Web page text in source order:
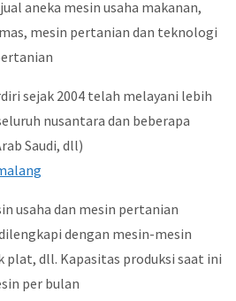
aneka mesin usaha makanan,
mesin pertanian dan teknologi
sejak 2004 telah melayani lebih
nusantara dan beberapa
Saudi, dll)
usaha dan mesin pertanian
dengan mesin-mesin
dll. Kapasitas produksi saat ini
per bulan